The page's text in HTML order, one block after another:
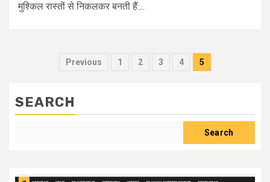
मुश्किल रास्तों से निकलकर बनती हैं....
Posts
Previous 1 2 3 4 5
SEARCH
Search